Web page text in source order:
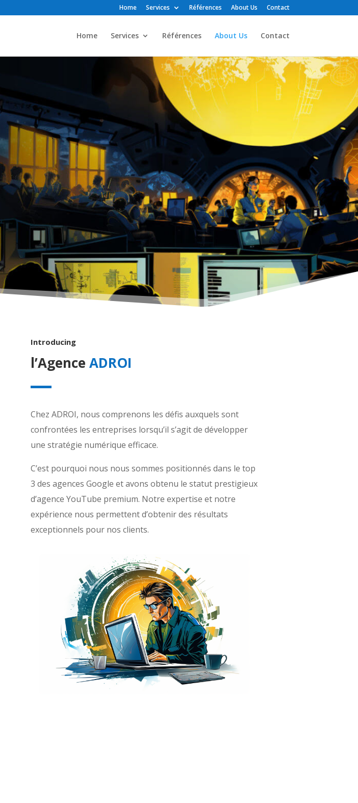
Home Services Références About Us Contact
Home Services Références About Us Contact
Introducing
l’Agence ADROI
Chez ADROI, nous comprenons les défis auxquels sont
confrontées les entreprises lorsqu’il s’agit de développer
une stratégie numérique efficace.
C’est pourquoi nous nous sommes positionnés dans le top
3 des agences Google et avons obtenu le statut prestigieux
d’agence YouTube premium. Notre expertise et notre
expérience nous permettent d’obtenir des résultats
exceptionnels pour nos clients.